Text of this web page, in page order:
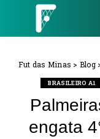
Fut das Minas > Blog
BRASILEIRO A1
engata